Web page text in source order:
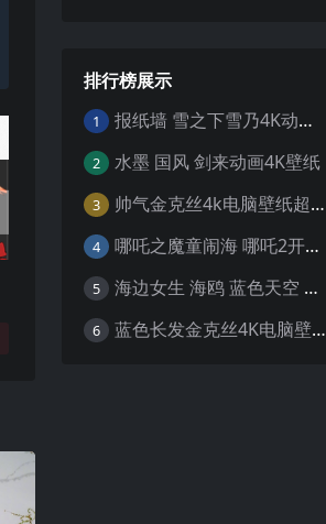
排行榜展示
1 报纸墙 雪之下雪乃4K动漫壁纸
2 水墨 国风 剑来动画4K壁纸
3 帅气金克丝4k电脑壁纸超清
4 哪吒之魔童闹海 哪吒2开场4K壁纸
5 海边女生 海鸥 蓝色天空 4K壁纸
6 蓝色长发金克丝4K电脑壁纸